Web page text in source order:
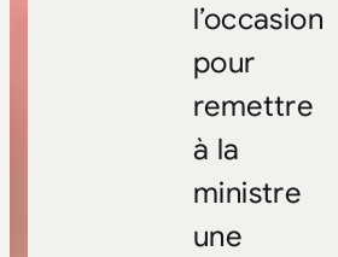
l’occasion
pour
remettre
à la
ministre
une